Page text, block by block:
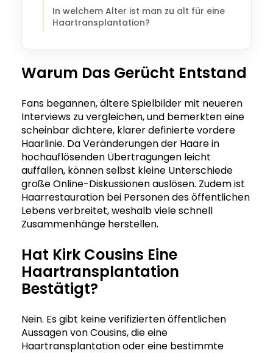
In welchem Alter ist man zu alt für eine
Haartransplantation?
Warum Das Gerücht Entstand
Fans begannen, ältere Spielbilder mit neueren
Interviews zu vergleichen, und bemerkten eine
scheinbar dichtere, klarer definierte vordere
Haarlinie. Da Veränderungen der Haare in
hochauflösenden Übertragungen leicht
auffallen, können selbst kleine Unterschiede
große Online-Diskussionen auslösen. Zudem ist
Haarrestauration bei Personen des öffentlichen
Lebens verbreitet, weshalb viele schnell
Zusammenhänge herstellen.
Hat Kirk Cousins Eine
Haartransplantation
Bestätigt?
Nein. Es gibt keine verifizierten öffentlichen
Aussagen von Cousins, die eine
Haartransplantation oder eine bestimmte